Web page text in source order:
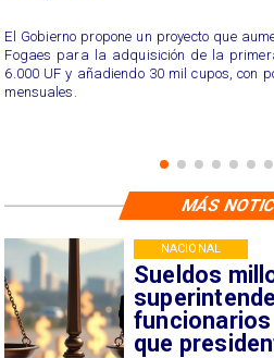
El Gobierno propone un proyecto que
Fogaes para la adquisición de la
6.000 UF y añadiendo 30 mil cupos, con
mensuales.
Sueldos
funcionarios
que
NACIONAL
MÁS